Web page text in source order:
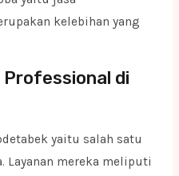
kelebihan yang
Professional di
yaitu salah satu
Layanan mereka meliputi